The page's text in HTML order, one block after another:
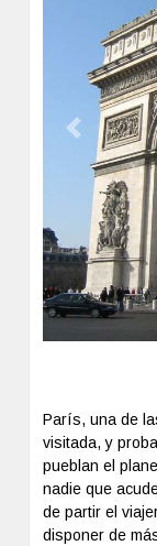
Previous
París, una de
visitada, y
pueblan el
nadie que
de partir el
disponer de